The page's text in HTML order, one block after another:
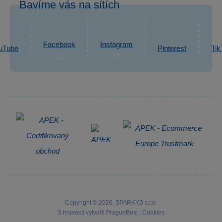
Reklamace
Informace o zpracování osobních údajů
eshop@sparkys.cz
Napsat zprávu
Bavíme vás na sítích
Facebook Instagram Pinterest
Copyright © 2026, SPARKYS s.r.o.
S hravostí vytvořil
PragueBest Cookies